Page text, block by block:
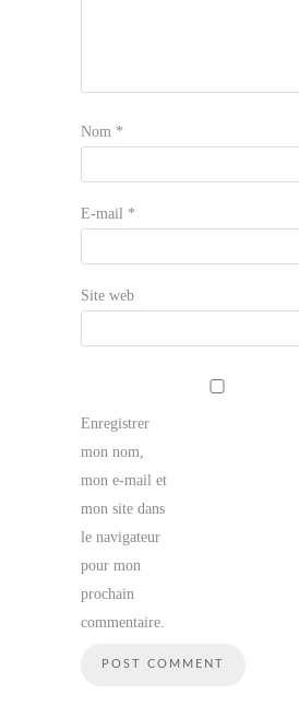
Nom *
E-mail *
Site web
Enregistrer
mon nom,
mon e-mail et
mon site dans
le navigateur
pour mon
prochain
commentaire.